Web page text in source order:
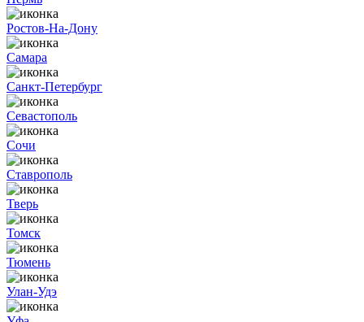
Ростов-На-Дону
Самара
Санкт-Петербург
Севастополь
Сочи
Ставрополь
Тверь
Томск
Тюмень
Улан-Удэ